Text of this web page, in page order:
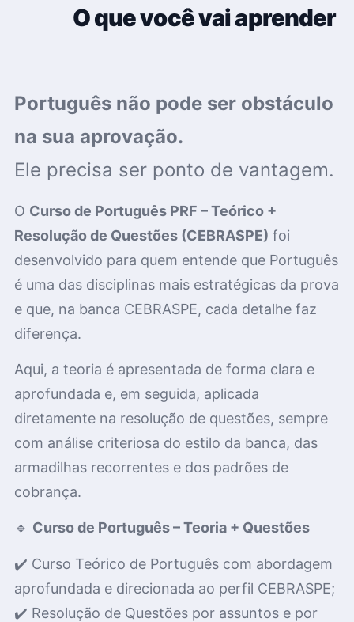
O que você vai aprender
Português não pode ser obstáculo
na sua aprovação.
Ele precisa ser ponto de vantagem.
O Curso de Português PRF – Teórico +
Resolução de Questões (CEBRASPE) foi
desenvolvido para quem entende que Português
é uma das disciplinas mais estratégicas da prova
e que, na banca CEBRASPE, cada detalhe faz
diferença.
Aqui, a teoria é apresentada de forma clara e
aprofundada e, em seguida, aplicada
diretamente na resolução de questões, sempre
com análise criteriosa do estilo da banca, das
armadilhas recorrentes e dos padrões de
cobrança.
🔹 Curso de Português – Teoria + Questões
✔️ Curso Teórico de Português com abordagem
aprofundada e direcionada ao perfil CEBRASPE;
✔️ Resolução de Questões por assuntos e por